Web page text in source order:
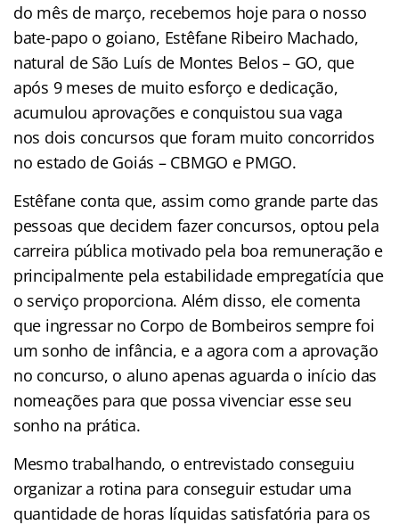
do mês de março, recebemos hoje para o nosso
bate-papo o goiano, Estêfane Ribeiro Machado,
natural de São Luís de Montes Belos – GO, que
após 9 meses de muito esforço e dedicação,
acumulou aprovações e conquistou sua vaga
nos dois concursos que foram muito concorridos
no estado de Goiás – CBMGO e PMGO.
Estêfane conta que, assim como grande parte das
pessoas que decidem fazer concursos, optou pela
carreira pública motivado pela boa remuneração e
principalmente pela estabilidade empregatícia que
o serviço proporciona. Além disso, ele comenta
que ingressar no Corpo de Bombeiros sempre foi
um sonho de infância, e a agora com a aprovação
no concurso, o aluno apenas aguarda o início das
nomeações para que possa vivenciar esse seu
sonho na prática.
Mesmo trabalhando, o entrevistado conseguiu
organizar a rotina para conseguir estudar uma
quantidade de horas líquidas satisfatória para os